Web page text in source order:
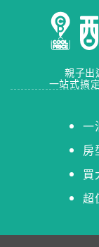
親子出
一站式搞
一
房
買
超